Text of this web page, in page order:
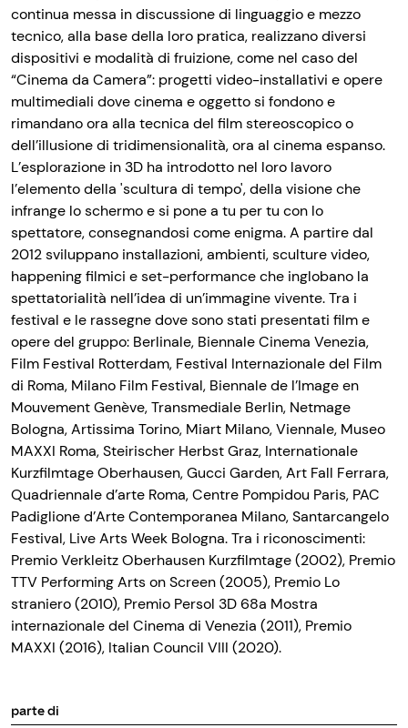
continua messa in discussione di linguaggio e mezzo
tecnico, alla base della loro pratica, realizzano diversi
dispositivi e modalità di fruizione, come nel caso del
“Cinema da Camera”: progetti video-installativi e opere
multimediali dove cinema e oggetto si fondono e
rimandano ora alla tecnica del film stereoscopico o
dell’illusione di tridimensionalità, ora al cinema espanso.
L’esplorazione in 3D ha introdotto nel loro lavoro
l’elemento della 'scultura di tempo', della visione che
infrange lo schermo e si pone a tu per tu con lo
spettatore, consegnandosi come enigma. A partire dal
2012 sviluppano installazioni, ambienti, sculture video,
happening filmici e set-performance che inglobano la
spettatorialità nell’idea di un’immagine vivente. Tra i
festival e le rassegne dove sono stati presentati film e
opere del gruppo: Berlinale, Biennale Cinema Venezia,
Film Festival Rotterdam, Festival Internazionale del Film
di Roma, Milano Film Festival, Biennale de l’Image en
Mouvement Genève, Transmediale Berlin, Netmage
Bologna, Artissima Torino, Miart Milano, Viennale, Museo
MAXXI Roma, Steirischer Herbst Graz, Internationale
Kurzfilmtage Oberhausen, Gucci Garden, Art Fall Ferrara,
Quadriennale d’arte Roma, Centre Pompidou Paris, PAC
Padiglione d’Arte Contemporanea Milano, Santarcangelo
Festival, Live Arts Week Bologna. Tra i riconoscimenti:
Premio Verkleitz Oberhausen Kurzfilmtage (2002), Premio
TTV Performing Arts on Screen (2005), Premio Lo
straniero (2010), Premio Persol 3D 68a Mostra
internazionale del Cinema di Venezia (2011), Premio
MAXXI (2016), Italian Council VIII (2020).
parte di